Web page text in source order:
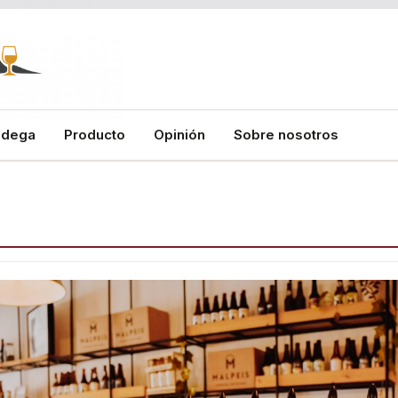
Producto Opinión Sobre nosotros